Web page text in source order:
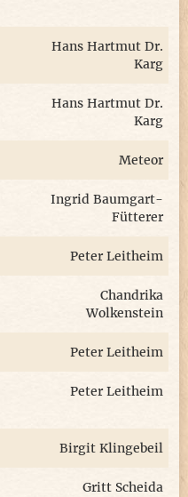
Hans Hartmut Dr.
Karg
Hans Hartmut Dr.
Karg
Meteor
Ingrid Baumgart-
Fütterer
Peter Leitheim
Chandrika
Wolkenstein
Peter Leitheim
Peter Leitheim
Birgit Klingebeil
Gritt Scheida